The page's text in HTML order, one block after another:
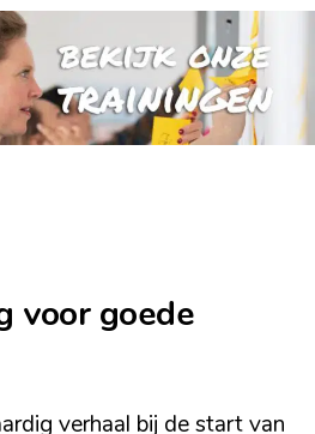
voor goede
verhaal bij de start van